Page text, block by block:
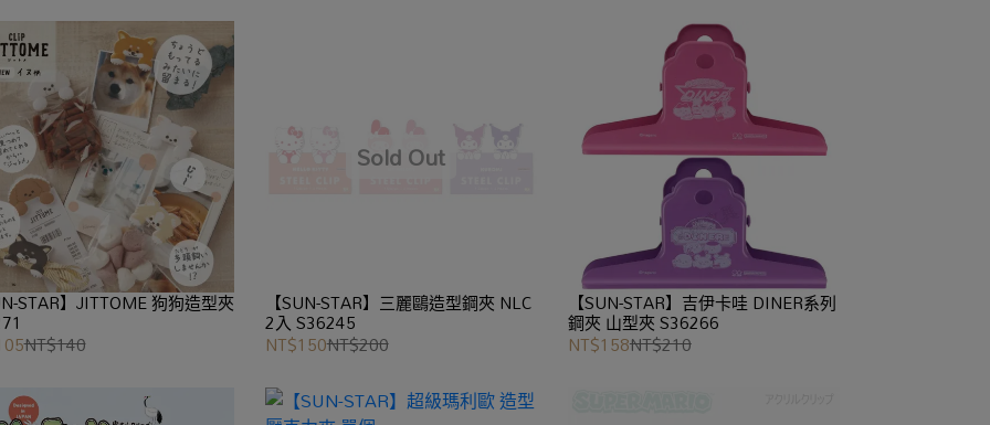
STAR】JITTOME 狗狗造型夾
NT$140
【SUN-STAR】三麗鷗造型鋼夾 NLC
2入 S36245
NT$150NT$200
【SUN-STAR】吉伊卡哇 DINER系列
鋼夾 山型夾 S36266
NT$158NT$210